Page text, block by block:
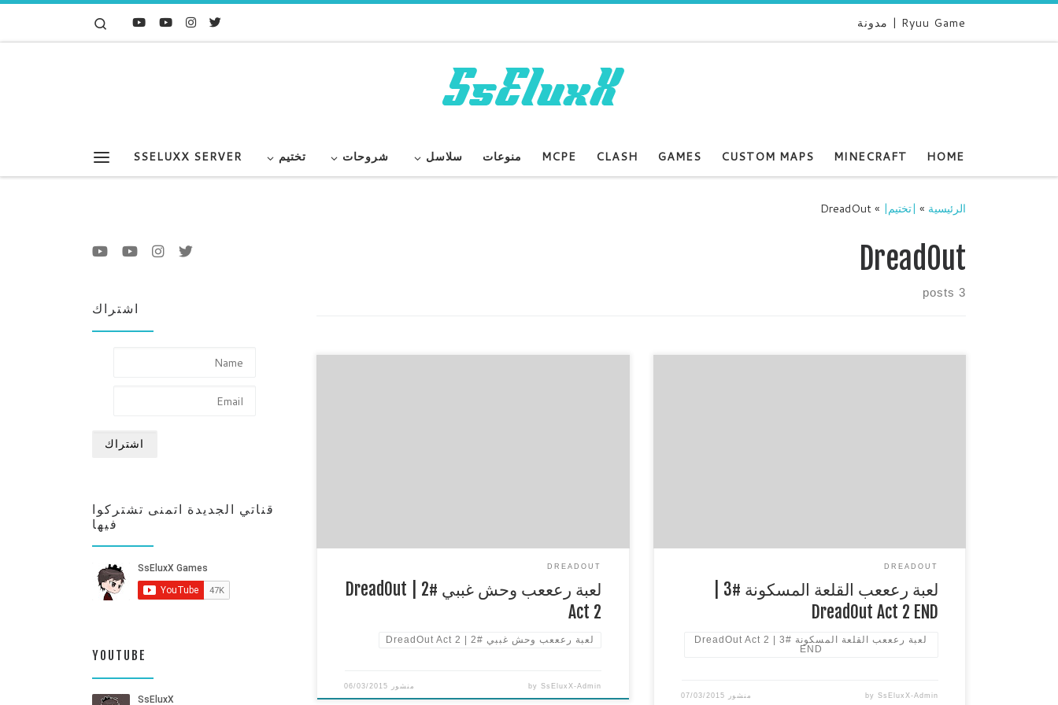
Skip to content Ryuu Game | مدونة
HOME
MINECRAFT
CUSTOM MAPS
GAMES
CLASH
MCPE منوعات سلاسل شروحات تختيم
SSELUXX SERVER
الرئيسية » |تختيم| »
DreadOut
DreadOut
3 posts
DREADOUT
DreadOut Act 2 END
لعبة رعععب القلعة المسكونة #3 | DreadOut Act 2
END
by SsEluxX-Admin منشور 07/03/2015
DREADOUT
لعبة رعععب وحش غببي #2 | DreadOut
Act 2
لعبة رعععب وحش غببي #2 | DreadOut Act 2
bySsEluxX-Admin منشور 06/03/2015
اشتراك
قناتي الجديدة اتمنى تشتركوا
فيها
YOUTUBE